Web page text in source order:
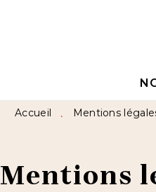
Accueil • Mentions
Mentions